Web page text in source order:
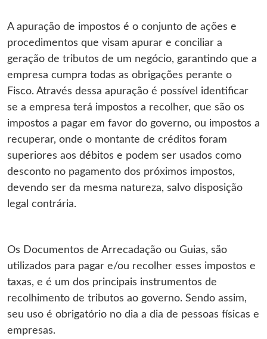
A apuração de impostos é o conjunto de ações e
procedimentos que visam apurar e conciliar a
geração de tributos de um negócio, garantindo que a
empresa cumpra todas as obrigações perante o
Fisco. Através dessa apuração é possível identificar
se a empresa terá impostos a recolher, que são os
impostos a pagar em favor do governo, ou impostos a
recuperar, onde o montante de créditos foram
superiores aos débitos e podem ser usados como
desconto no pagamento dos próximos impostos,
devendo ser da mesma natureza, salvo disposição
legal contrária.
Os Documentos de Arrecadação ou Guias, são
utilizados para pagar e/ou recolher esses impostos e
taxas, e é um dos principais instrumentos de
recolhimento de tributos ao governo. Sendo assim,
seu uso é obrigatório no dia a dia de pessoas físicas e
empresas.